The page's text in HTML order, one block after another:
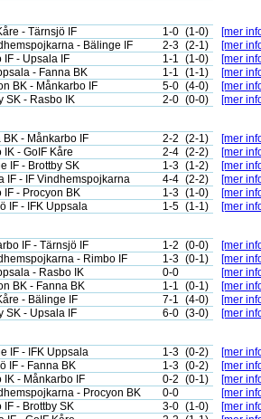
- Tärnsjö IF 1-0 (1-0)
[mer
- Bälinge IF 2-3 (2-1)
[mer
IF - Upsala IF 1-1 (1-0)
[mer
- Fanna BK 1-1 (1-1)
[mer
BK - Månkarbo IF 5-0 (4-0)
[mer
SK - Rasbo IK 2-0 (0-0) [mer
BK - Månkarbo IF 2-2 (2-1)
[mer
IK - GoIF Kåre 2-4 (2-2)
[mer
IF - Brottby SK 1-3 (1-2)
[mer
IF - IF Vindhemspojkarna 4-4 (2-2)
[mer
IF - Procyon BK 1-3 (1-0)
[mer
IF - IFK Uppsala 1-5 (1-1) [mer
IF - Tärnsjö IF 1-2 (0-0)
[mer
- Rimbo IF 1-3 (0-1)
[mer
- Rasbo IK 0-0
[mer
BK - Fanna BK 1-1 (0-1)
[mer
- Bälinge IF 7-1 (4-0)
[mer
SK - Upsala IF 6-0 (3-0) [mer
IF - IFK Uppsala 1-3 (0-2)
[mer
IF - Fanna BK 1-3 (0-2)
[mer
IK - Månkarbo IF 0-2 (0-1)
[mer
- Procyon BK 0-0
[mer
IF - Brottby SK 3-0 (1-0)
[mer